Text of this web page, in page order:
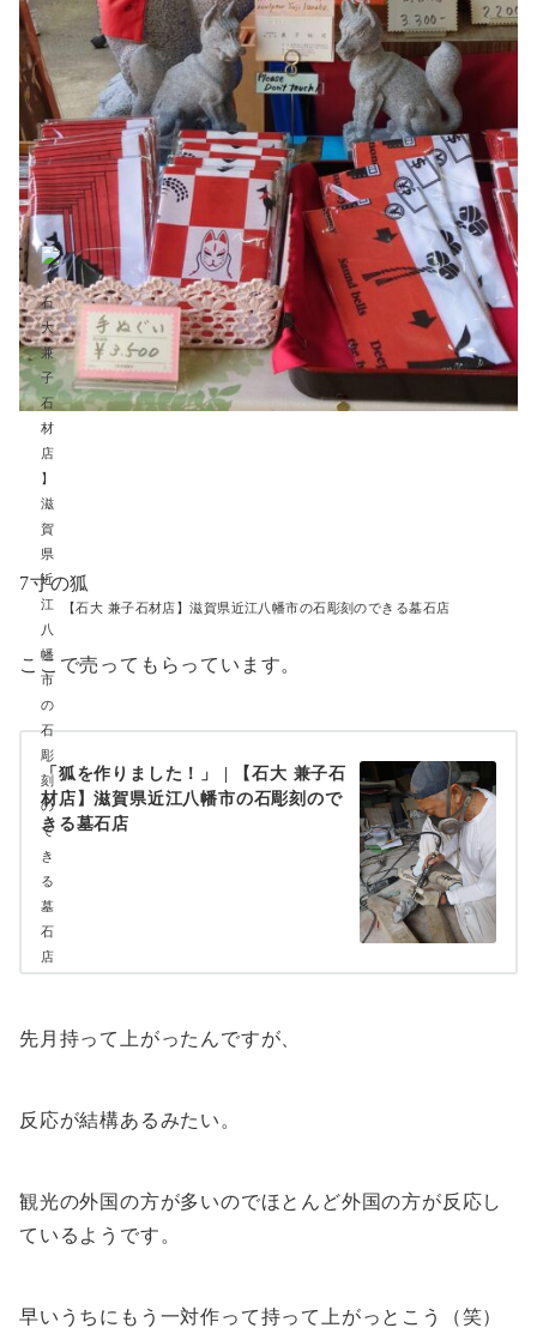
7寸の狐
ここで売ってもらっています。
「狐を作りました！」 | 【石大 兼子石
材店】滋賀県近江八幡市の石彫刻ので
きる墓石店
【石大 兼子石材店】滋賀県近江八幡市の石彫刻のできる墓石店
先月持って上がったんですが、
反応が結構あるみたい。
観光の外国の方が多いのでほとんど外国の方が反応し
ているようです。
早いうちにもう一対作って持って上がっとこう（笑）